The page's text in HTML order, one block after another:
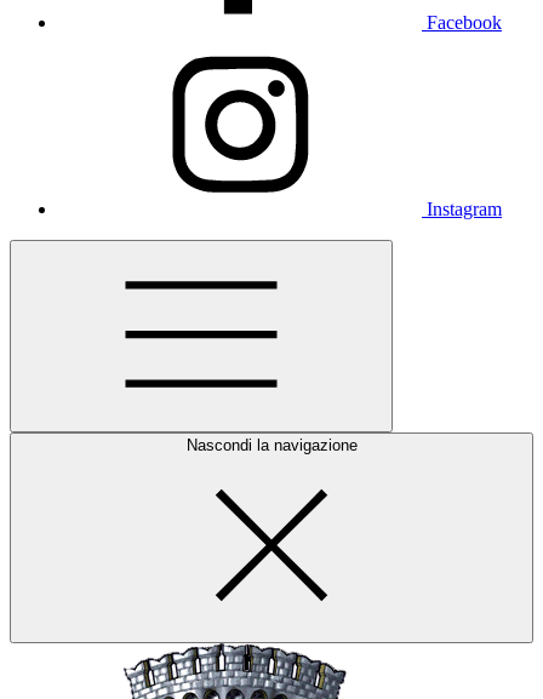
Facebook
Instagram
Nascondi la navigazione